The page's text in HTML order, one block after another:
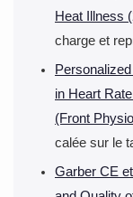
Heat Illness
charge et
in Heart
(Front
calée sur le
Garber CE